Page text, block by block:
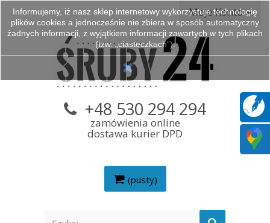
Moje Konto
(pusty)
+48 530 294 294
zamówienia online
dostawa kurier DPD
Informujemy, iż nasz sklep internetowy wykorzystuje technologię
plików cookies a jednocześnie nie zbiera w sposób automatyczny
żadnych informacji, z wyjątkiem informacji zawartych w tych plikach
(tzw. „ciasteczkach”).